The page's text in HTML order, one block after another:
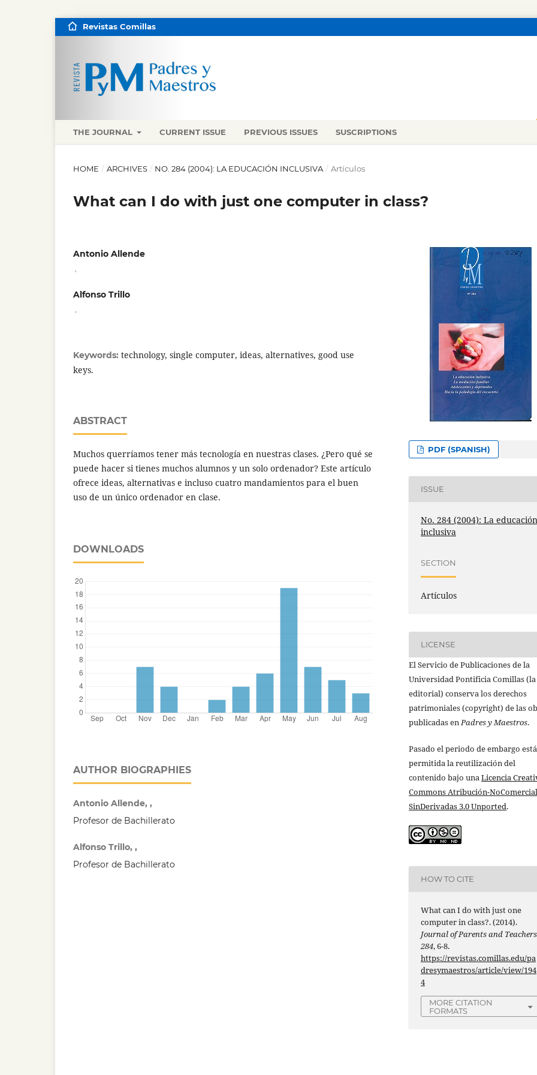
THE JOURNAL CURRENT ISSUE PREVIOUS ISSUES SUSCRIPTIONS
Revistas Comillas
HOME / ARCHIVES / NO. 284 (2004): LA EDUCACIÓN INCLUSIVA / Artículos
What can I do with just one computer in class?
Antonio Allende
Alfonso Trillo
Keywords: technology, single computer, ideas, alternatives, good use
keys.
ABSTRACT
Muchos querríamos tener más tecnología en nuestras clases. ¿Pero qué se
puede hacer si tienes muchos alumnos y un solo ordenador? Este artículo
ofrece ideas, alternativas e incluso cuatro mandamientos para el buen
uso de un único ordenador en clase.
DOWNLOADS
AUTHOR BIOGRAPHIES
Antonio Allende, ,
Profesor de Bachillerato
Alfonso Trillo, ,
Profesor de Bachillerato
PDF (SPANISH)
ISSUE
No. 284 (2004): La
inclusiva
SECTION
Artículos
LICENSE
El Servicio de Publicaciones de la
Universidad Pontificia Comillas (la
editorial) conserva los derechos
patrimoniales (copyright) de las
publicadas enPadres y Maestros.
Pasado el periodo de embargo está
permitida la reutilización del
contenido bajo unaLicencia
Commons Atribución-
SinDerivadas 3.0 Unported.
HOW TO CITE
What can I do with just one
computer in class?. (2014).
Journal of Parents and Teachers
284, 6-8.
https://revistas.comillas.edu/pa
dresymaestros/article/view/194
4
MORE CITATION
FORMATS